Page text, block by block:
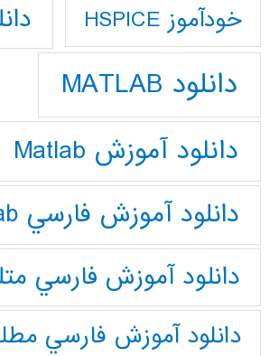
خودآموز HSPICE
دانلود MATLAB
دانلود آموزش Matlab
دانلود آموزش فارسي Matlab
دانلود آموزش فارسي
دانلود آموزش فارسي